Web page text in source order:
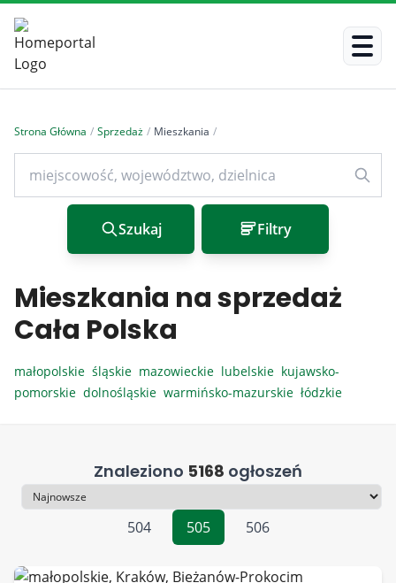
Strona Główna / Sprzedaż / Mieszkania /
Szukaj Filtry
Mieszkania na sprzedaż
Cała Polska
małopolskie śląskie mazowieckie lubelskie kujawsko-
pomorskie dolnośląskie warmińsko-mazurskie łódzkie
Znaleziono 5168 ogłoszeń
Sortowanie
504
505 506